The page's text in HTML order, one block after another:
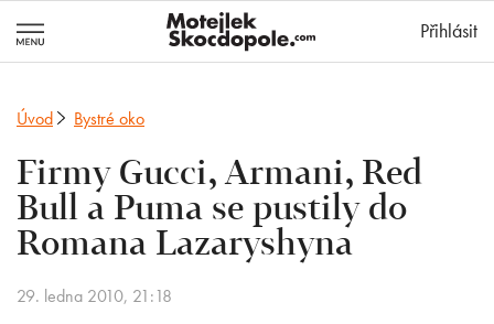
Přihlásit
Úvod Bystré oko
Firmy Gucci, Armani, Red
Bull a Puma se pustily do
Romana Lazaryshyna
29. ledna 2010, 21:18